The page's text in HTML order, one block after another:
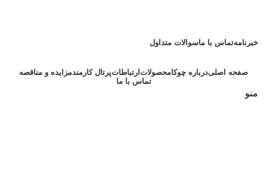
خبرنامهتماس با ماسوالات متداول
صفحه اصلیدرباره چوکامحصولات ارتباطاتپرتال کارمندمزایده و مناقصه
تماس با ما
منو